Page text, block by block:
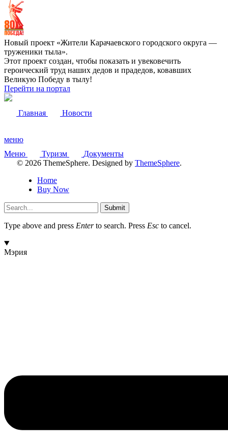
Новый проект «Жители Карачаевского городского округа —
труженики тыла».
Этот проект создан, чтобы показать и увековечить
героический труд наших дедов и прадедов, ковавших
Великую Победу в тылу!
Перейти на портал
Главная Новости
меню
Меню
Туризм
Документы
© 2026 ThemeSphere. Designed by ThemeSphere.
Home
Buy Now
Submit
Type above and press Enterto search. Press Esc to cancel.
Мэрия